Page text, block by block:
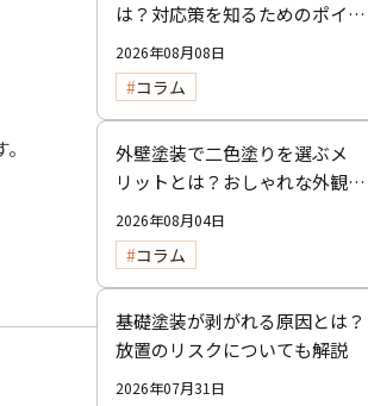
は？対応策を知るためのポイン
トを解説
2026年08月08日
コラム
外壁塗装で二色塗りを選ぶメ
リットとは？おしゃれな外観を
実現する塗り分けテクニック
2026年08月04日
コラム
基礎塗装が剥がれる原因とは？
放置のリスクについても解説
2026年07月31日